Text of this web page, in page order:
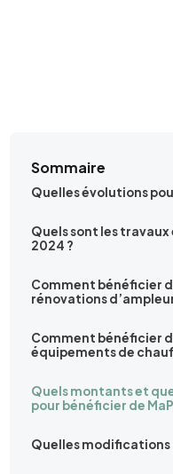
Sommaire
Quelles évolutions
Quels sont les travaux
2024 ?
Comment bénéficier
rénovations
Comment bénéficier
équipements de
Quels montants et
pour bénéficier de
Quelles modifications